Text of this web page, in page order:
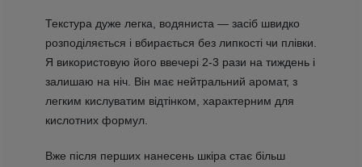
Текстура дуже легка, водяниста — засіб швидко
розподіляється і вбирається без липкості чи плівки.
Я використовую його ввечері 2-3 рази на тиждень і
залишаю на ніч. Він має нейтральний аромат, з
легким кислуватим відтінком, характерним для
кислотних формул.
Вже після перших нанесень шкіра стає більш